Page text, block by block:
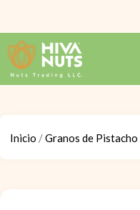
to
content
Inicio /Granos de Pistacho